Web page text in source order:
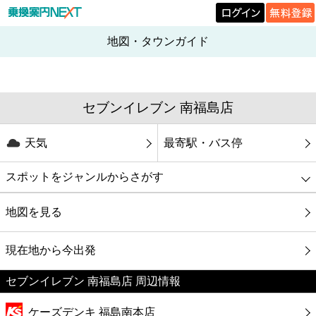
地図・タウンガイド
セブンイレブン 南福島店
天気 最寄駅・バス停
スポットをジャンルからさがす
グルメ
映画
美容
地図を見る
現在地から今出発
セブンイレブン 南福島店 周辺情報
ケーズデンキ 福島南本店